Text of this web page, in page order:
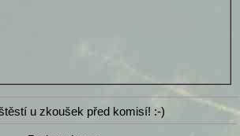
u zkoušek před komisí! :-)